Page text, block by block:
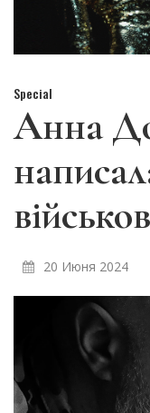
Special
Анна
20 Июня 2024